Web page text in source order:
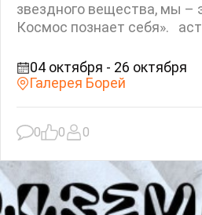
звездного вещества, мы –
Космос познает себя».
04 октября - 26 октября
Галерея Борей
0 0 0